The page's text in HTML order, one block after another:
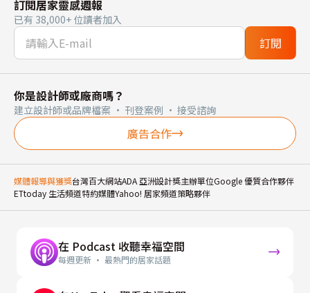
訂閱居家靈感週報
已有 38,000+ 位讀者加入
訂閱
你是設計師或廠商嗎？
建立設計師或品牌檔案 · 刊登案例 · 接受諮詢
廣告合作
媒體報導與獲獎台灣百大網站ADA 亞洲設計獎主辦單位Google 優質合作夥伴
ETtoday 生活頻道特約媒體Yahoo! 居家頻道策略夥伴
在 Podcast 收聽幸福空間
每週更新 · 最熱門的居家話題